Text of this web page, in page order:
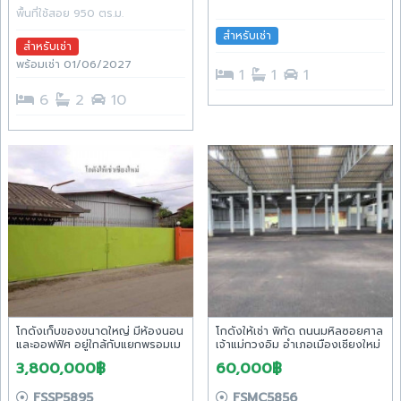
พื้นที่ใช้สอย 950 ตร.ม.
สำหรับเช่า
พร้อมเช่า 01/06/2027
6 2 10
สำหรับเช่า
1 1 1
โกดังเก็บของขนาดใหญ่ มีห้องนอน
และออฟฟิศ อยู่ใกล้กับแยกพรอมเม
นาดา เหมาะสำหรับอยู่อาศัยและทำ
ธุรกิจ
3,800,000฿
โกดังให้เช่า พิกัด ถนนมหิลซอยศาล
เจ้าแม่กวงอิม อำเภอเมืองเชียงใหม่
60,000฿